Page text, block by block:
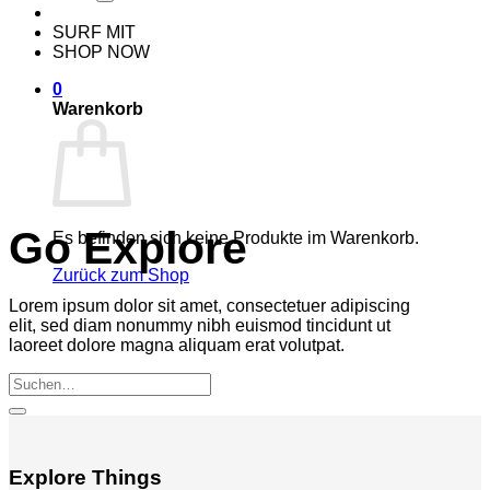
SURF MIT
SHOP NOW
0
Warenkorb
Es befinden sich keine Produkte im Warenkorb.
Zurück zum Shop
Go Explore
Lorem ipsum dolor sit amet, consectetuer adipiscing
elit, sed diam nonummy nibh euismod tincidunt ut
laoreet dolore magna aliquam erat volutpat.
Suche
nach:
Explore Things